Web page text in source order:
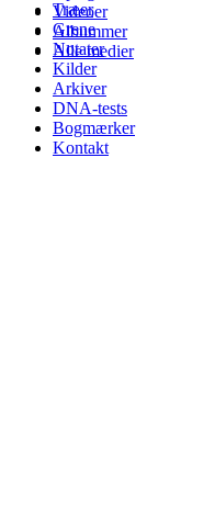
Videoer
Albummer
Alle medier
Træer
Grene
Notater
Kilder
Arkiver
DNA-tests
Bogmærker
Kontakt